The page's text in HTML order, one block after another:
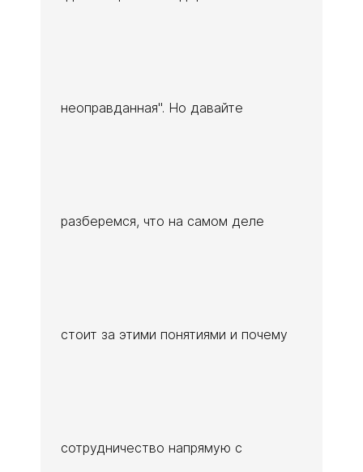
неоправданная". Но давайте
разберемся, что на самом деле
стоит за этими понятиями и почему
сотрудничество напрямую с